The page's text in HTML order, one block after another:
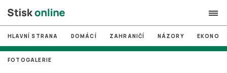
search
# MUNI
HLAVNÍ STRANA DOMÁCÍ ZAHRANIČÍ NÁZORY
FOTOGALERIE